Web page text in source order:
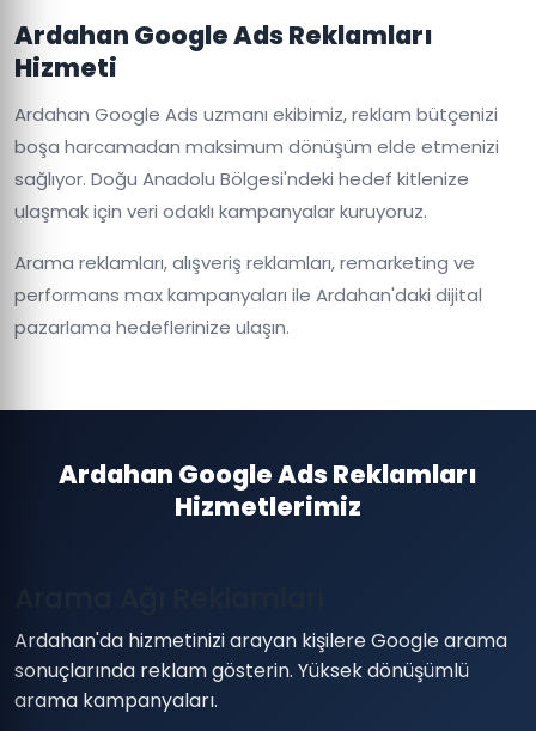
Ardahan Google Ads Reklamları
Hizmeti
Ardahan Google Ads uzmanı ekibimiz, reklam bütçenizi
boşa harcamadan maksimum dönüşüm elde etmenizi
sağlıyor. Doğu Anadolu Bölgesi'ndeki hedef kitlenize
ulaşmak için veri odaklı kampanyalar kuruyoruz.
Arama reklamları, alışveriş reklamları, remarketing ve
performans max kampanyaları ile Ardahan'daki dijital
pazarlama hedeflerinize ulaşın.
Ardahan Google Ads Reklamları
Hizmetlerimiz
Ardahan'da hizmetinizi arayan kişilere Google arama
sonuçlarında reklam gösterin. Yüksek dönüşümlü
arama kampanyaları.